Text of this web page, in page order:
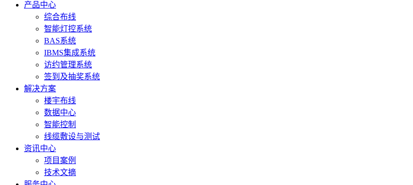
产品中心
综合布线
智能灯控系统
BAS系统
IBMS集成系统
访约管理系统
签到及抽奖系统
解决方案
楼宇布线
数据中心
智能控制
线缆敷设与测试
资讯中心
项目案例
技术文摘